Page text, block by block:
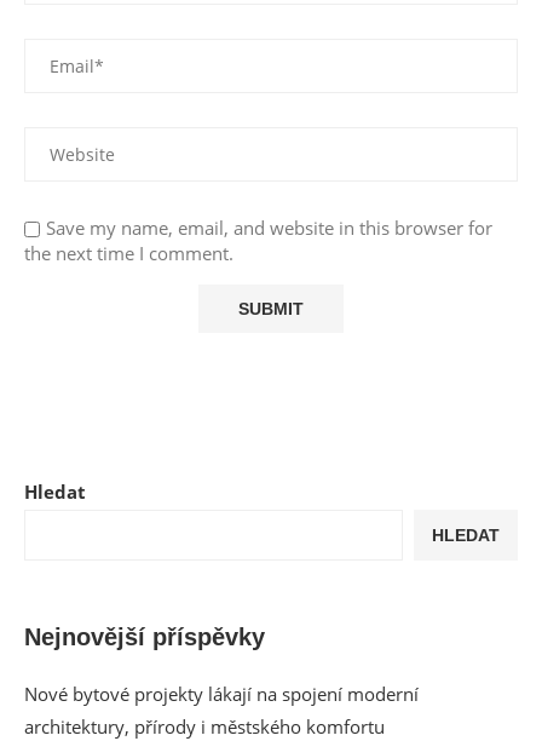
Save my name, email, and website in this browser for
the next time I comment.
Hledat
HLEDAT
Nejnovější příspěvky
Nové bytové projekty lákají na spojení moderní
architektury, přírody i městského komfortu